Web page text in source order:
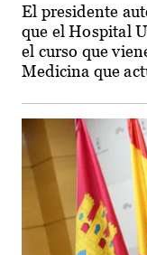
El presidente
que el Hospital
el curso que
Medicina que